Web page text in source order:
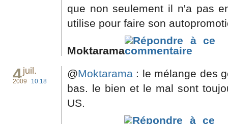
que non seulement il n'a pas
utilise pour faire son
Moktarama
4juil.
2009 10:18
@Moktarama : le mélange des
bas. le bien et le mal sont
US.